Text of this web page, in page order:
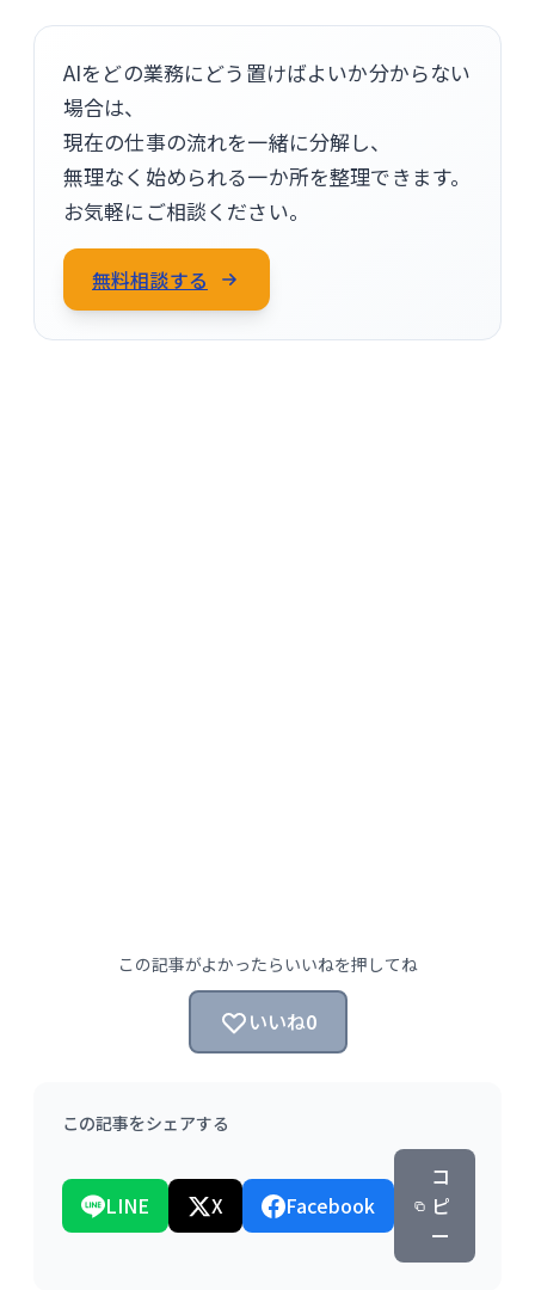
AIをどの業務にどう置けばよいか分からない
場合は、
現在の仕事の流れを一緒に分解し、
無理なく始められる一か所を整理できます。
お気軽にご相談ください。
無料相談する
この記事がよかったらいいねを押してね
いいね0
この記事をシェアする
LINE X Facebook
コ
ピ
ー